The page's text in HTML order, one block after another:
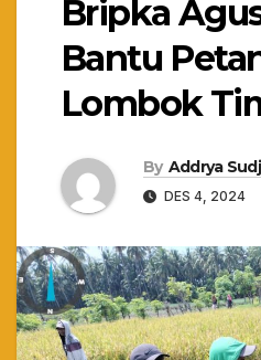
Bripka
Bantu
Lombok
By Addrya
DES 4, 2024